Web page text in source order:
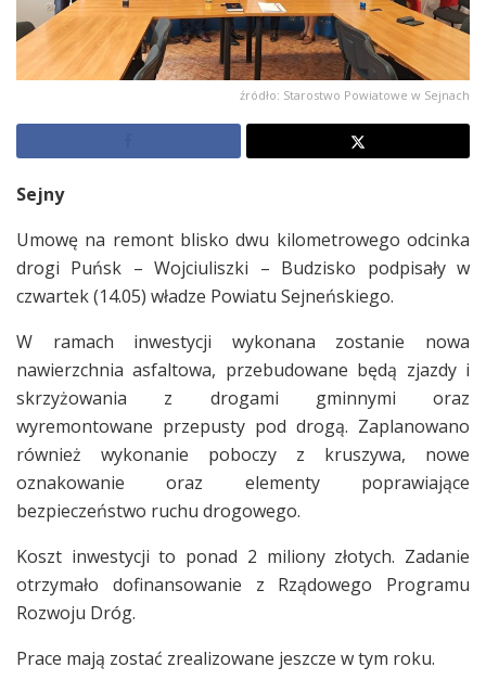
źródło: Starostwo Powiatowe w Sejnach
Sejny
Umowę na remont blisko dwu kilometrowego odcinka
drogi Puńsk – Wojciuliszki – Budzisko podpisały w
czwartek (14.05) władze Powiatu Sejneńskiego.
W ramach inwestycji wykonana zostanie nowa
nawierzchnia asfaltowa, przebudowane będą zjazdy i
skrzyżowania z drogami gminnymi oraz
wyremontowane przepusty pod drogą. Zaplanowano
również wykonanie poboczy z kruszywa, nowe
oznakowanie oraz elementy poprawiające
bezpieczeństwo ruchu drogowego.
Koszt inwestycji to ponad 2 miliony złotych. Zadanie
otrzymało dofinansowanie z Rządowego Programu
Rozwoju Dróg.
Prace mają zostać zrealizowane jeszcze w tym roku.